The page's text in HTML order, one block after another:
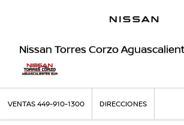
Nissan Torres Corzo
VENTAS449-910-1300 DIRECCIONES